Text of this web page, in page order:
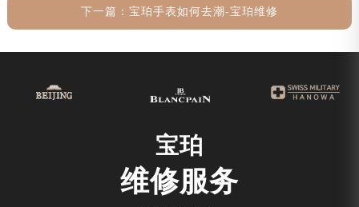
下一篇： 宝珀手表如何去潮-宝珀维修
宝珀
维修服务